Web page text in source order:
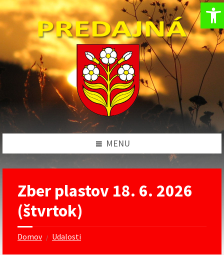
Preskočiť
na
obsah
Preskočiť
na
ľavý
Preskočiť
na
pravý
Preskočiť
na
pätičku
MENU
Zber plastov 18. 6. 2026
(štvrtok)
Domov / Udalosti